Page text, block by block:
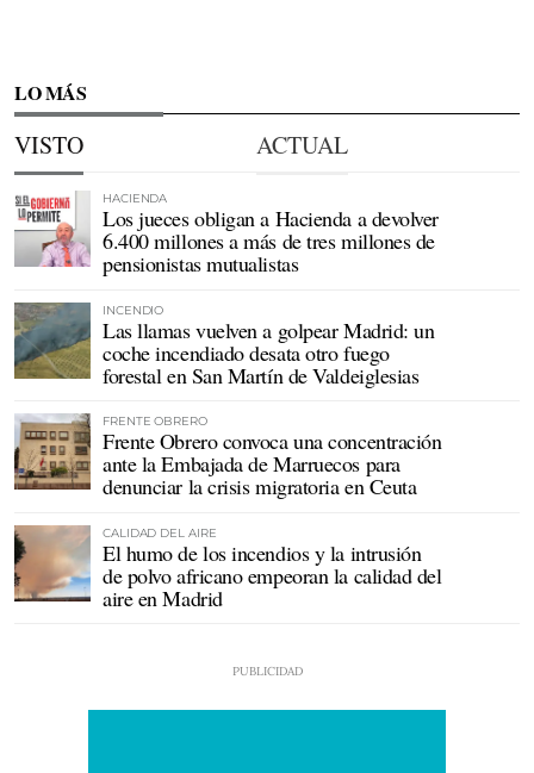
LO MÁS
VISTO ACTUAL
HACIENDA
Los jueces obligan a Hacienda a devolver
6.400 millones a más de tres millones de
pensionistas mutualistas
INCENDIO
Las llamas vuelven a golpear Madrid: un
coche incendiado desata otro fuego
forestal en San Martín de Valdeiglesias
FRENTE OBRERO
Frente Obrero convoca una concentración
ante la Embajada de Marruecos para
denunciar la crisis migratoria en Ceuta
CALIDAD DEL AIRE
El humo de los incendios y la intrusión
de polvo africano empeoran la calidad del
aire en Madrid